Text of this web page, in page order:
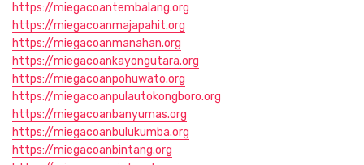
https://miegacoantembalang.org
https://miegacoanmajapahit.org
https://miegacoanmanahan.org
https://miegacoankayongutara.org
https://miegacoanpohuwato.org
https://miegacoanpulautokongboro.org
https://miegacoanbanyumas.org
https://miegacoanbulukumba.org
https://miegacoanbintang.org